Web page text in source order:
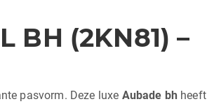
BH (2KN81) –
pasvorm. Deze luxe Aubade bh